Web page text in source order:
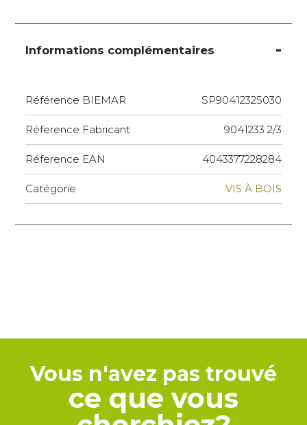
Informations complémentaires
Référence BIEMAR SP90412325030
Réference Fabricant 9041233 2/3
Réference EAN 4043377228284
Catégorie VIS À BOIS
Vous n'avez pas trouvé
ce que vous